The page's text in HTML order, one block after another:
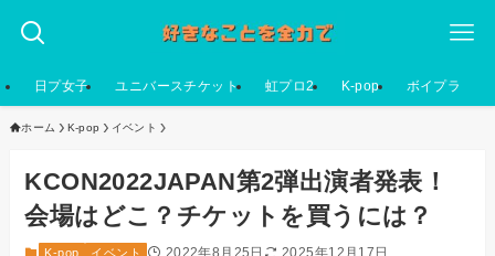
日プ女子 ユニバースチケット 虹プロ2 K-pop ボイプラ
ホーム K-pop イベント
KCON2022JAPAN第2弾出演者発表！
会場はどこ？チケットを買うには？
K-pop イベント